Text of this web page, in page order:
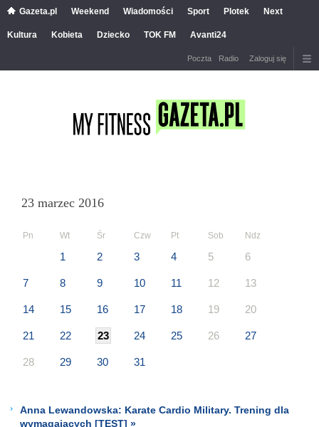
Gazeta.pl Weekend Wiadomości Sport Plotek Next
Kultura Kobieta Dziecko TOK FM Avanti24
Poczta Radio Zaloguj się
23 marzec 2016
Pn Wt Śr Czw Pt Sob Ndz
1 2 3 4 5 6
7 8 9 10 11 12 13
14 15 16 17 18 19 20
21 22 23 24 25 26 27
28 29 30 31
Anna Lewandowska: Karate Cardio Military. Trening dla
wymagających [TEST] »